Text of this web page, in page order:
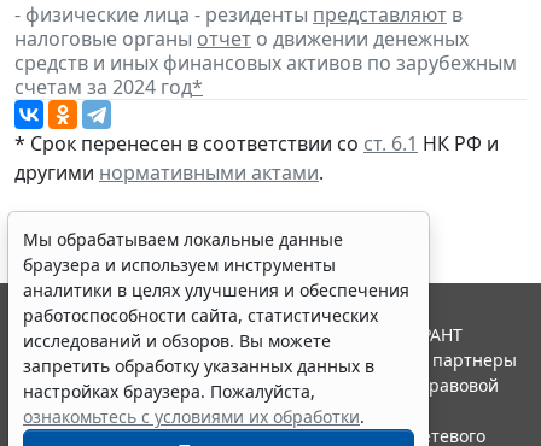
- физические лица - резиденты представляют в
налоговые органы отчет о движении денежных
средств и иных финансовых активов по зарубежным
счетам за 2024 год*
* Срок перенесен в соответствии со ст. 6.1 НК РФ и
другими нормативными актами.
Мы обрабатываем локальные данные
браузера и используем инструменты
аналитики в целях улучшения и обеспечения
работоспособности сайта, статистических
исследований и обзоров. Вы можете
запретить обработку указанных данных в
настройках браузера. Пожалуйста,
ознакомьтесь с условиями их обработки.
© ООО "НПП "ГАРАНТ-СЕРВИС", 2026. Система ГАРАНТ
выпускается с 1990 года. Компания "Гарант" и ее партнеры
являются участниками Российской ассоциации правовой
информации ГАРАНТ.
Портал ГАРАНТ.РУ зарегистрирован в качестве сетевого